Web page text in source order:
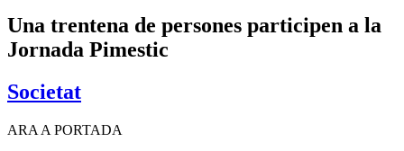
Una trentena de persones participen a la
Jornada Pimestic
Societat
ARA A PORTADA